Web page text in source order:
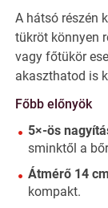
A hátsó részén
tükröt könnyen
vagy főtükör
akaszthatod is
Főbb előnyök
5×-ös
sminktől a
Átmérő 14 cm
kompakt.